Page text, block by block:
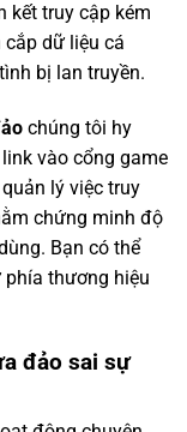
kết truy cập kém
dữ liệu cá
bị lan truyền.
chúng tôi hy
vào cổng game
lý việc truy
chứng minh độ
Bạn có thể
thương hiệu
đảo sai sự